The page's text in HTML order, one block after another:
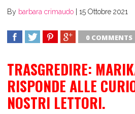
By barbara crimaudo 15 Ottobre 2021
0 COMMENTS
TRASGREDIRE:
RISPONDE ALLE
NOSTRI LETTORI.